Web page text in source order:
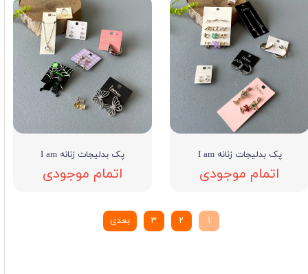
پک بدلیجات زنانه I am
اتمام موجودی
پک بدلیجات زنانه I am
اتمام موجودی
۱ ۲ ۳ بعدی